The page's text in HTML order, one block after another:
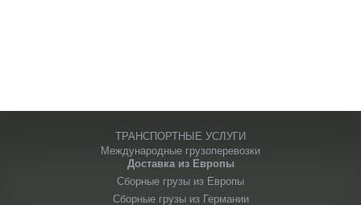
ТРАНСПОРТНЫЕ УСЛУГИ
Международные грузоперевозки
Доставка из Европы
Сборные грузы из Европы
Сборные грузы из Германии